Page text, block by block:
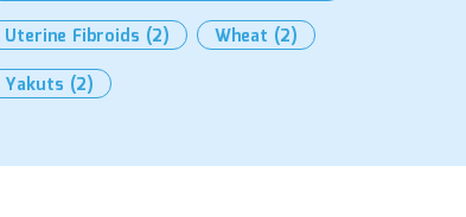
Uterine Fibroids (2) Wheat (2)
Yakuts (2)